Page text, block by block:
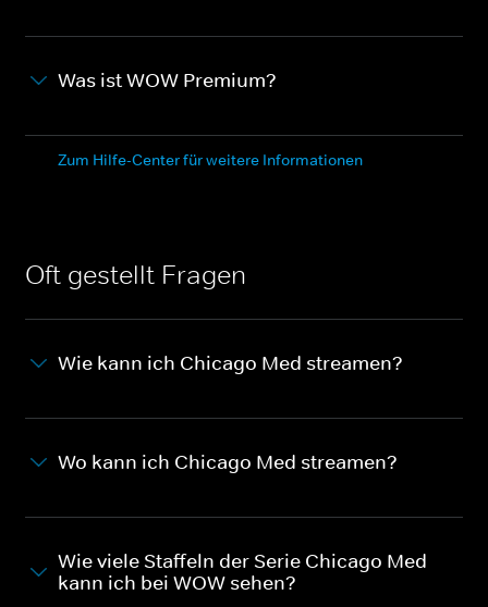
Was ist WOW Premium?
Zum Hilfe-Center für weitere Informationen
Oft gestellt Fragen
Wie kann ich Chicago Med streamen?
Wo kann ich Chicago Med streamen?
Wie viele Staffeln der Serie Chicago Med
kann ich bei WOW sehen?